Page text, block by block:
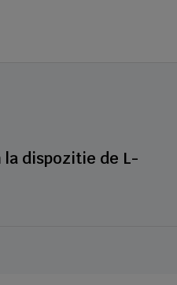
dispozitie de L-